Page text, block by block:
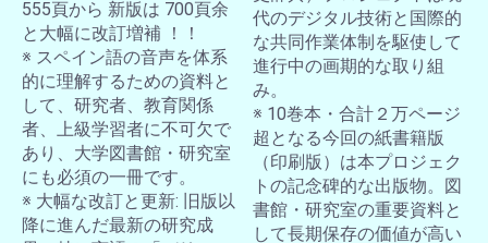
555頁から 新版は 700頁余
と大幅に改訂増補 ！！
※ スペイン語の音声を体系
的に理解するための資料と
して、研究者、教育関係
者、上級学習者に不可欠で
あり、大学図書館・研究室
にも必須の一冊です。
※ 大幅な改訂と更新: 旧版以
降に進んだ最新の研究成
代のデジタル技術と国際的
な共同作業体制を駆使して
進行中の画期的な取り組
み。
※ 10巻本・合計２万ページ
超となる今回の紙書籍版
（印刷版）は本プロジェク
トの記念碑的な出版物。図
書館・研究室の重要資料と
して長期保存の価値が高い